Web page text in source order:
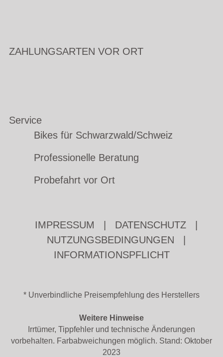
ZAHLUNGSARTEN VOR ORT
Service
Bikes für Schwarzwald/Schweiz
Professionelle Beratung
Probefahrt vor Ort
IMPRESSUM DATENSCHUTZ
NUTZUNGSBEDINGUNGEN
INFORMATIONSPFLICHT
* Unverbindliche Preisempfehlung des Herstellers
Weitere Hinweise
Irrtümer, Tippfehler und technische Änderungen
vorbehalten. Farbabweichungen möglich. Stand: Oktober
2023